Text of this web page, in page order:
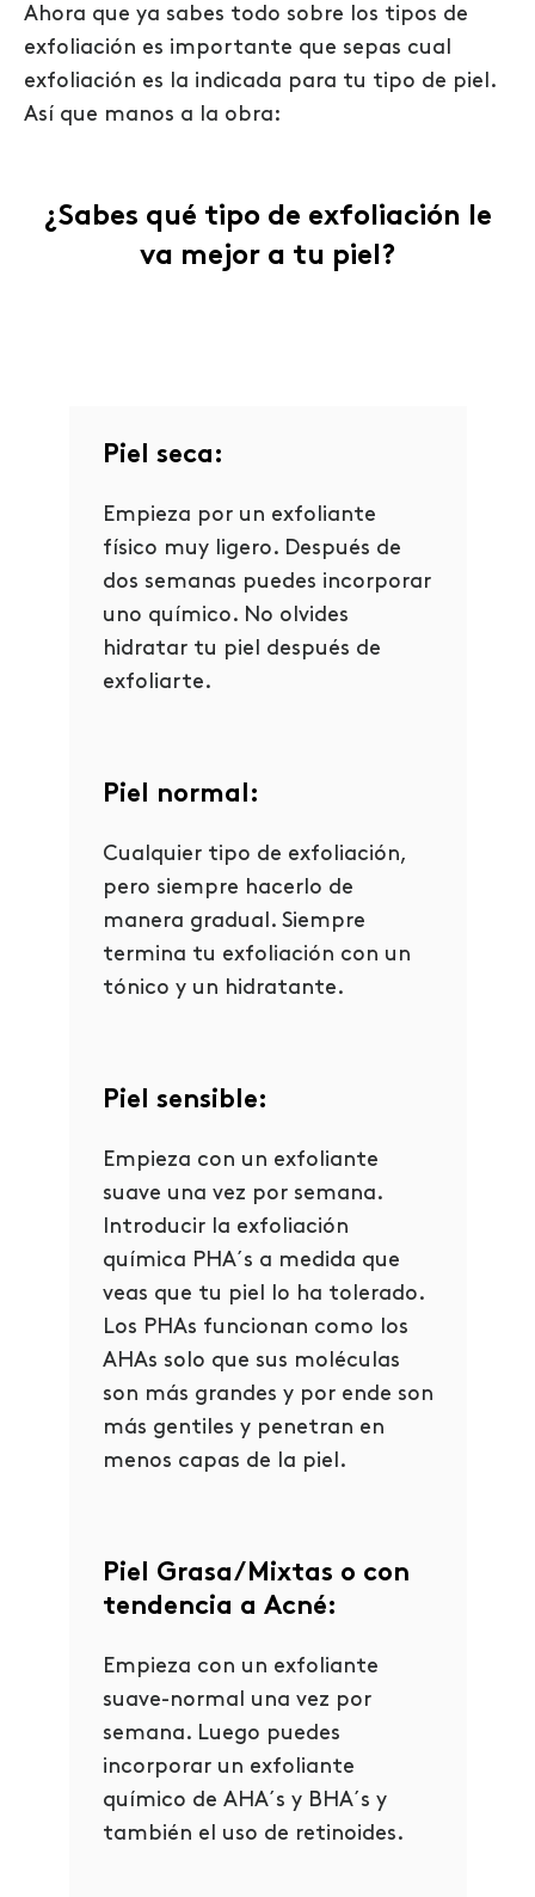
Ahora que ya sabes todo sobre los tipos de
exfoliación es importante que sepas cual
exfoliación es la indicada para tu tipo de piel.
Así que manos a la obra:
¿Sabes qué tipo de exfoliación le
va mejor a tu piel?
Piel seca:
Empieza por un exfoliante
físico muy ligero. Después de
dos semanas puedes incorporar
uno químico. No olvides
hidratar tu piel después de
exfoliarte.
Piel normal:
Cualquier tipo de exfoliación,
pero siempre hacerlo de
manera gradual. Siempre
termina tu exfoliación con un
tónico y un hidratante.
Piel sensible:
Empieza con un exfoliante
suave una vez por semana.
Introducir la exfoliación
química PHA´s a medida que
veas que tu piel lo ha tolerado.
Los PHAs funcionan como los
AHAs solo que sus moléculas
son más grandes y por ende son
más gentiles y penetran en
menos capas de la piel.
Piel Grasa/Mixtas o con
tendencia a Acné:
Empieza con un exfoliante
suave-normal una vez por
semana. Luego puedes
incorporar un exfoliante
químico de AHA´s y BHA´s y
también el uso de retinoides.